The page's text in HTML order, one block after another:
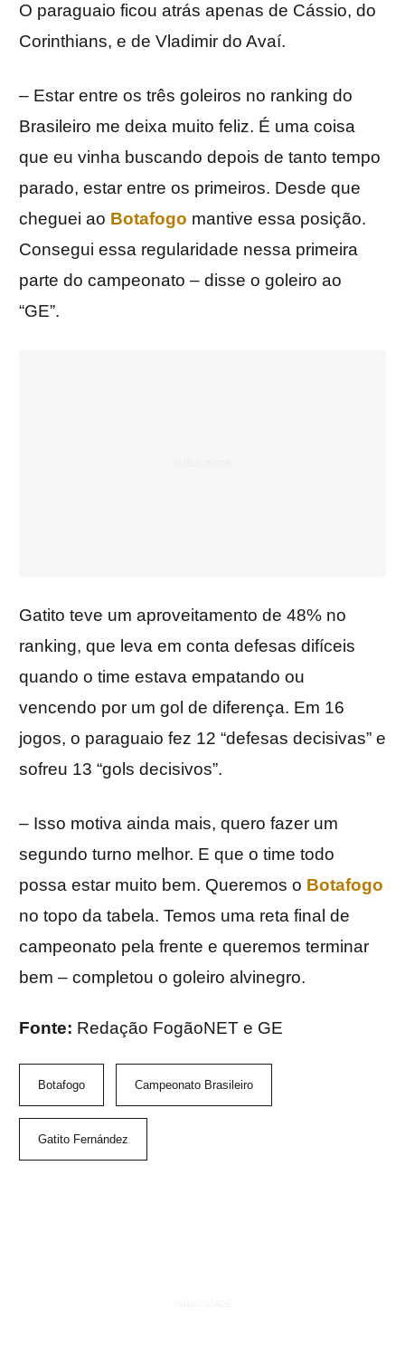
O paraguaio ficou atrás apenas de Cássio, do
Corinthians, e de Vladimir do Avaí.
– Estar entre os três goleiros no ranking do
Brasileiro me deixa muito feliz. É uma coisa
que eu vinha buscando depois de tanto tempo
parado, estar entre os primeiros. Desde que
cheguei ao Botafogo mantive essa posição.
Consegui essa regularidade nessa primeira
parte do campeonato – disse o goleiro ao
“GE”.
Gatito teve um aproveitamento de 48% no
ranking, que leva em conta defesas difíceis
quando o time estava empatando ou
vencendo por um gol de diferença. Em 16
jogos, o paraguaio fez 12 “defesas decisivas” e
sofreu 13 “gols decisivos”.
– Isso motiva ainda mais, quero fazer um
segundo turno melhor. E que o time todo
possa estar muito bem. Queremos o Botafogo
no topo da tabela. Temos uma reta final de
campeonato pela frente e queremos terminar
bem – completou o goleiro alvinegro.
Fonte: Redação FogãoNET e GE
Botafogo Campeonato Brasileiro
Gatito Fernández